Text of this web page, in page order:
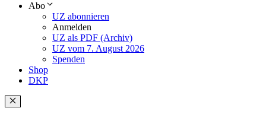
Abo
UZ abonnieren
Anmelden
UZ als PDF (Archiv)
UZ vom 7. August 2026
Spenden
Shop
DKP
Schließen